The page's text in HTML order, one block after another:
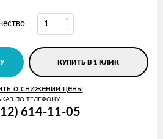
КУПИТЬ В 1 КЛИК
о снижении цены
ПО ТЕЛЕФОНУ
614-11-05